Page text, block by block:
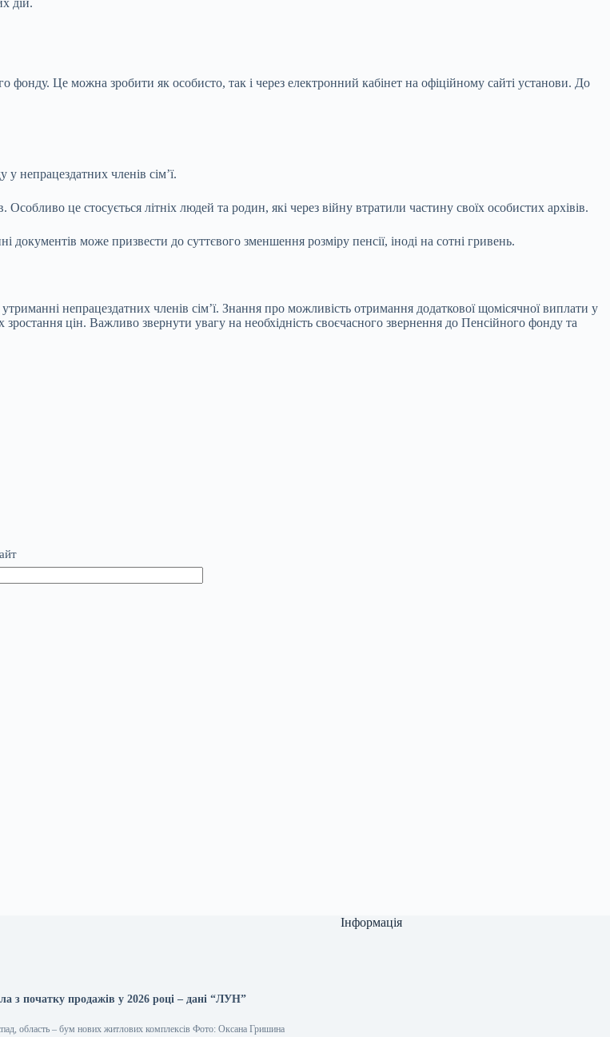
фонду. Це можна зробити як особисто, так і через електронний кабінет на офіційному сайті установи. До
непрацездатних членів сім’ї.
це стосується літніх людей та родин, які через війну втратили частину своїх особистих архівів.
може призвести до суттєвого зменшення розміру пенсії, іноді на сотні гривень.
непрацездатних членів сім’ї. Знання про можливість отримання додаткової щомісячної виплати у
цін. Важливо звернути увагу на необхідність своєчасного звернення до Пенсійного фонду та
з початку продажів у 2026 році – дані “ЛУН”
область – бум нових житлових комплексів Фото: Оксана Гришина
Інформація